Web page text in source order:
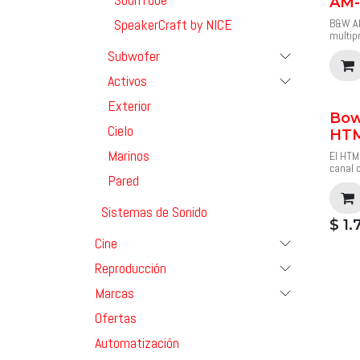
SpeakerCraft by NICE
Subwofer
Activos
Exterior
Cielo
Marinos
Pared
Sistemas de Sonido
Cine
Reproducción
Marcas
Ofertas
Automatización
Precio
B&W
es
que
El
canal
un
$